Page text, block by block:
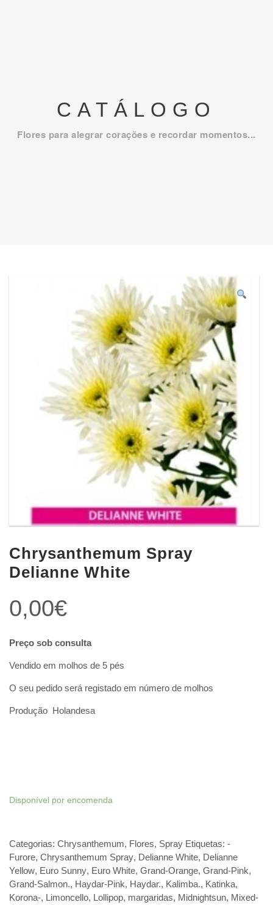
CATÁLOGO
Flores para alegrar corações e recordar momentos...
Chrysanthemum Spray
Delianne White
0,00€
Preço sob consulta
Vendido em molhos de 5 pés
O seu pedido será registado em número de molhos
Produção Holandesa
Disponível por encomenda
Categorias: Chrysanthemum, Flores, Spray Etiquetas: -
Furore, Chrysanthemum Spray, Delianne White, Delianne
Yellow, Euro Sunny, Euro White, Grand-Orange, Grand-Pink,
Grand-Salmon., Haydar-Pink, Haydar., Kalimba., Katinka,
Korona-, Limoncello, Lollipop, margaridas, Midnightsun, Mixed-